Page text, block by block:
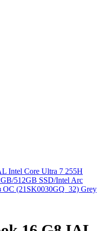
Intel Core Ultra 7 255H
512GB SSD/Intel Arc
ОС (21SK0030GQ_32) Grey